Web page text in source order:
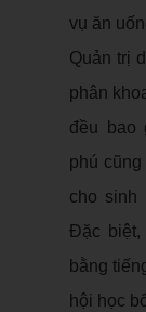
vụ ăn
Quản trị
phân
đều bao
phú
cho sinh
Đặc biệt,
bằng
hội học